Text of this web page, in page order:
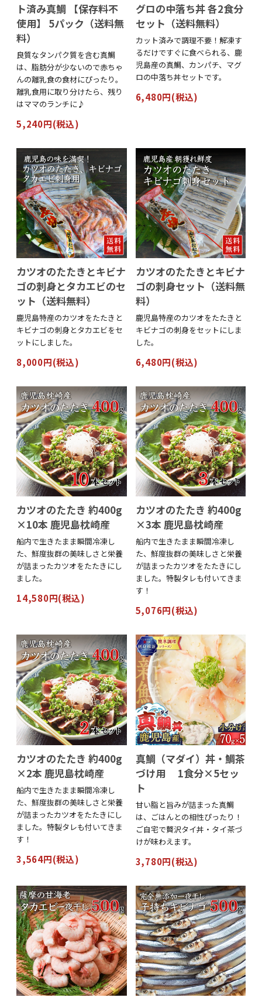
ト済み真鯛 【保存料不
使用】 5パック（送料無
料）
良質なタンパク質を含む真鯛
は、脂肪分が少ないので赤ちゃ
んの離乳食の食材にぴったり。
離乳食用に取り分けたら、残り
はママのランチに♪
5,240円(税込)
グロの中落ち丼 各2食分
セット（送料無料）
カット済みで調理不要！解凍す
るだけですぐに食べられる、鹿
児島産の真鯛、カンパチ、マグ
ロの中落ち丼セットです。
6,480円(税込)
カツオのたたきとキビナ
ゴの刺身とタカエビのセ
ット（送料無料）
鹿児島特産のカツオをたたきと
キビナゴの刺身とタカエビをセ
ットにしました。
8,000円(税込)
カツオのたたきとキビナ
ゴの刺身セット（送料無
料）
鹿児島特産のカツオをたたきと
キビナゴの刺身をセットにしま
した。
6,480円(税込)
カツオのたたき 約400g
×10本 鹿児島枕崎産
船内で生きたまま瞬間冷凍し
た、鮮度抜群の美味しさと栄養
が詰まったカツオをたたきにし
ました。
14,580円(税込)
カツオのたたき 約400g
×3本 鹿児島枕崎産
船内で生きたまま瞬間冷凍し
た、鮮度抜群の美味しさと栄養
が詰まったカツオをたたきにし
ました。特製タレも付いてきま
す！
5,076円(税込)
カツオのたたき 約400g
×2本 鹿児島枕崎産
船内で生きたまま瞬間冷凍し
た、鮮度抜群の美味しさと栄養
が詰まったカツオをたたきにし
ました。特製タレも付いてきま
す！
3,564円(税込)
真鯛（マダイ）丼・鯛茶
づけ用 1食分×5セッ
ト
甘い脂と旨みが詰まった真鯛
は、ごはんとの相性ぴったり！
ご自宅で贅沢タイ丼・タイ茶づ
けが味わえます。
3,780円(税込)